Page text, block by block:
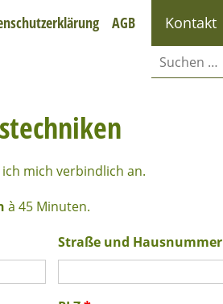
AGB Kontakt
mich verbindlich an.
à 45 Minuten.
Straße und Hausnummer